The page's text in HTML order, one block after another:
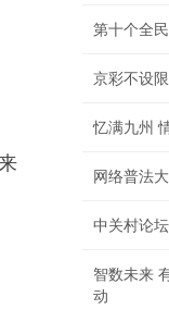
第十个全
京彩不设
忆满九州
网络普法
中关村论
智数未来
动